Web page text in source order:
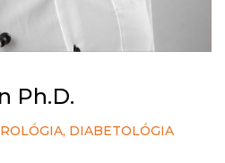
Ph.D.
DIABETOLÓGIA